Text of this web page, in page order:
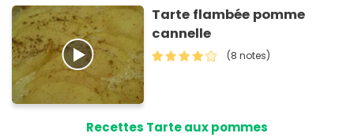
Tarte flambée pomme
cannelle
(8 notes)
Recettes Tarte aux pommes